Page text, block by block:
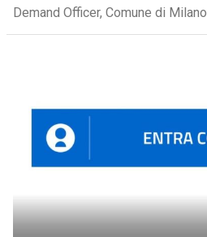
Demand Officer, Comune di Milano